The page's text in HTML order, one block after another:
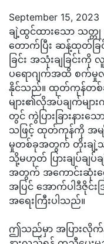
September 15, 2023
ချဲ့ထွင်ထားသော သ
တောက်ပြီး ဆန့်ထုတ်ခြ
ခြင်း အသုံးချခြင်းကို
ပရောဂျက်အထိ စက်မှုလု
နိုင်သည်။ ထုတ်ကုန်တ
များ၏လိုအပ်ချက်မျာ
တွင် ကွဲပြားခြားနား
သဖြင့် ထုတ်ကုန်ကို အမျို
မှုတစ်ခုအတွက် တိုးချဲ့သ
သို့မဟုတ် ပြားချပ်ချ
အတွက် အကောင်းဆုံးရွ
အပြင် အောက်ပါဒီဇိုင်း
အရေးကြီးပါသည်။
ဤသည်မှာ အပြားလိုက်နှင့်